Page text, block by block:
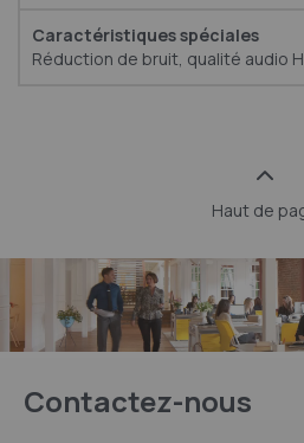
Réduction de bruit, qualité audio
Haut de
Contactez-nous